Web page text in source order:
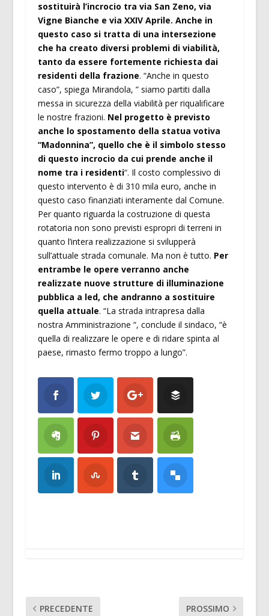
sostituirà l’incrocio tra via San Zeno, via
Vigne Bianche e via XXIV Aprile. Anche in
questo caso si tratta di una intersezione
che ha creato diversi problemi di viabilità,
tanto da essere fortemente richiesta dai
residenti della frazione. “Anche in questo
caso”, spiega Mirandola, ” siamo partiti dalla
messa in sicurezza della viabilità per riqualificare
le nostre frazioni. Nel progetto è previsto
anche lo spostamento della statua votiva
“Madonnina”, quello che è il simbolo stesso
di questo incrocio da cui prende anche il
nome tra i residenti“. Il costo complessivo di
questo intervento è di 310 mila euro, anche in
questo caso finanziati interamente dal Comune.
Per quanto riguarda la costruzione di questa
rotatoria non sono previsti espropri di terreni in
quanto l’intera realizzazione si svilupperà
sull’attuale strada comunale. Ma non è tutto. Per
entrambe le opere verranno anche
realizzate nuove strutture di illuminazione
pubblica a led, che andranno a sostituire
quella attuale. “La strada intrapresa dalla
nostra Amministrazione “, conclude il sindaco, “è
quella di realizzare le opere e di ridare spinta al
paese, rimasto fermo troppo a lungo”.
PRECEDENTE PROSSIMO